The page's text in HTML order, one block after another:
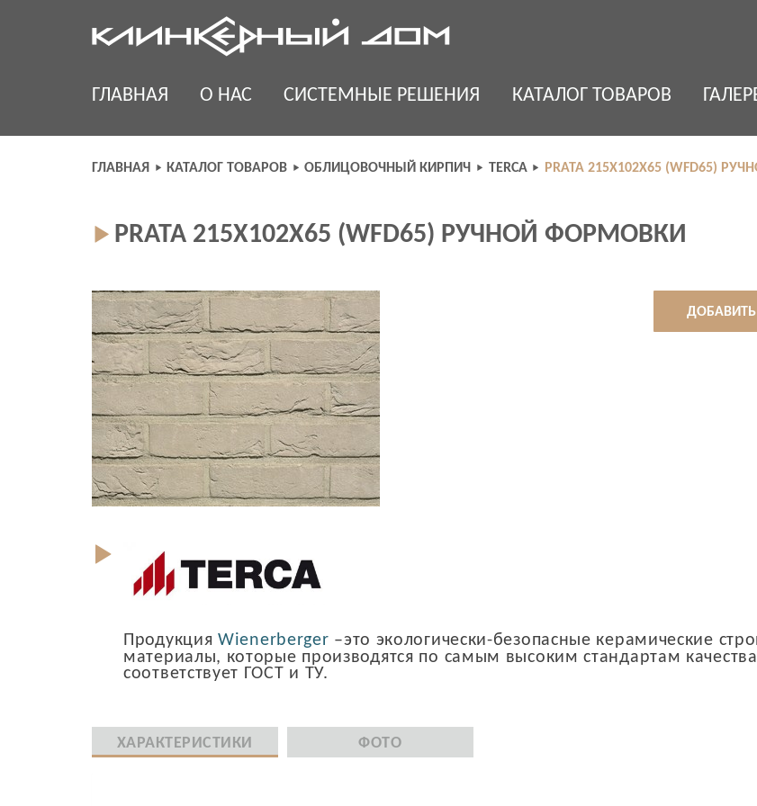
ГЛАВНАЯ О НАС СИСТЕМНЫЕ РЕШЕНИЯ КАТАЛОГ ТОВАРОВ
ГЛАВНАЯ КАТАЛОГ ТОВАРОВ ОБЛИЦОВОЧНЫЙ КИРПИЧ TERCA PRATA 215Х102Х65 (WFD65)
PRATA 215Х102Х65 (WFD65) РУЧНОЙ ФОРМОВКИ
ДОБАВИТЬ
Продукция Wienerberger –это экологически-безопасные керамические
материалы, которые производятся по самым высоким стандартам
соответствует ГОСТ и ТУ.
ХАРАКТЕРИСТИКИ ФОТО